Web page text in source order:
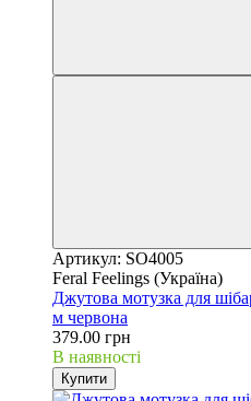
Артикул: SO4005
Feral Feelings (Україна)
Джутова мотузка для
м червона
379.00 грн
В наявності
Купити